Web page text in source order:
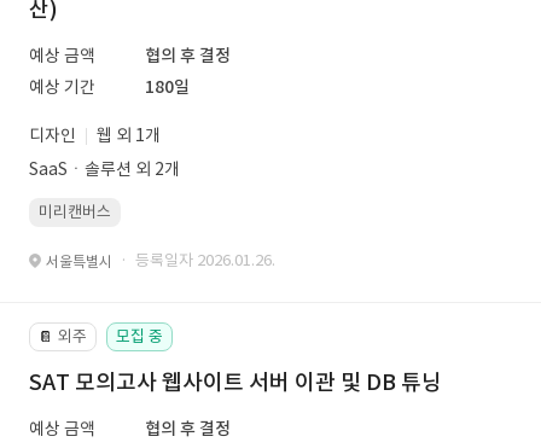
산)
예상 금액
협의 후 결정
예상 기간
180일
디자인
웹 외 1개
SaaSㆍ솔루션 외 2개
미리캔버스
서울특별시 · 등록일자 2026.01.26.
📔 외주 모집 중
SAT 모의고사 웹사이트 서버 이관 및 DB 튜닝
예상 금액
협의 후 결정